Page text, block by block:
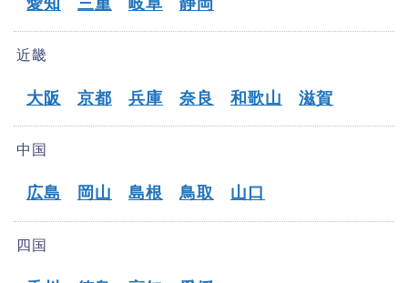
近畿
大阪 京都 兵庫 奈良 和歌山 滋賀
中国
広島 岡山 島根 鳥取 山口
四国